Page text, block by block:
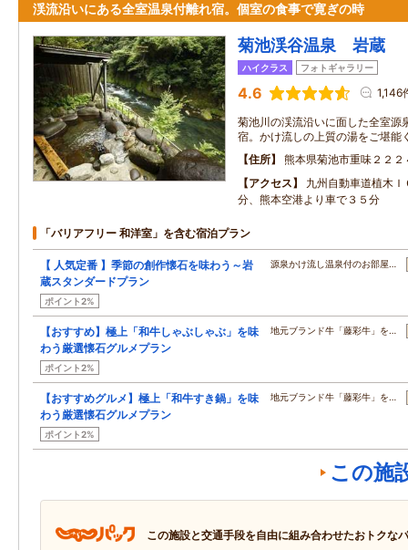
渓流沿いにある全室温泉付離れ宿。個室の食事で寛ぎの時
菊池渓谷温泉 岩蔵
ハイクラス フォトギャラリー
4.6 1,146
菊池川の渓流沿いに面した全室源
宿。かけ流しの上質の湯をご堪能
住所
熊本県菊池市重味２２２
アクセス
九州自動車道植木
分、熊本空港より車で３５分
「バリアフリー 和洋室」を含む宿泊プラン
【 人気定番 】季節の創作懐石を味わう～岩
蔵スタンダードプラン
ポイント2%
源泉かけ流し温泉付のお部屋…
【おすすめ】極上「和牛しゃぶしゃぶ」を味
わう厳選懐石グルメプラン
ポイント2%
地元ブランド牛「藤彩牛」を…
【おすすめグルメ】極上「和牛すき鍋」を味
わう厳選懐石グルメプラン
ポイント2%
地元ブランド牛「藤彩牛」を…
この施
この施設と交通手段を自由に組み合わせたおトクな